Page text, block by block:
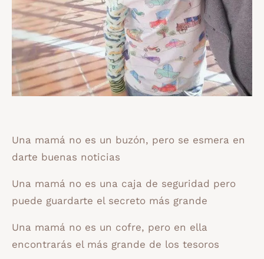
Una mamá no es un buzón, pero se esmera en
darte buenas noticias
Una mamá no es una caja de seguridad pero
puede guardarte el secreto más grande
Una mamá no es un cofre, pero en ella
encontrarás el más grande de los tesoros